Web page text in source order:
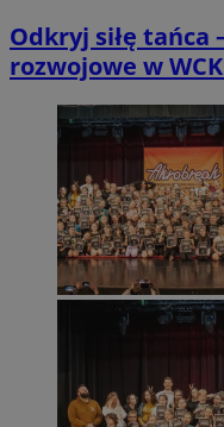
Odkryj siłę tańca
rozwojowe w